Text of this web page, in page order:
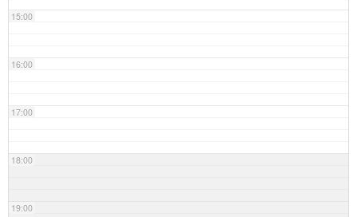
15:00
16:00
17:00
18:00
19:00